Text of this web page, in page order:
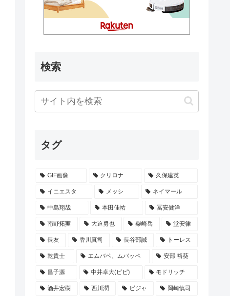
検索
タグ
GIF画像 クリロナ 久保建英
イニエスタ メッシ ネイマール
中島翔哉 本田佳祐 冨安健洋
南野拓実 大迫勇也 柴崎岳 堂安律
長友 香川真司 長谷部誠 トーレス
乾貴士 エムバペ、ムバッペ 安部 裕葵
昌子源 中井卓大(ピピ) モドリッチ
酒井宏樹 西川潤 ビジャ 岡崎慎司